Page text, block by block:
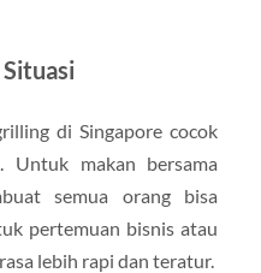
di Singapore cocok
Untuk makan bersama
semua orang bisa
pertemuan bisnis atau
lebih rapi dan teratur.